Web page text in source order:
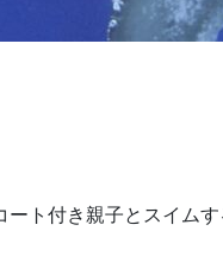
ト付き親子とスイム